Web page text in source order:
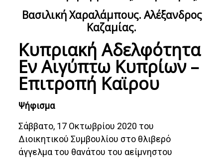
Βασιλική Χαραλάμπους. Αλέξανδρος
Καζαμίας.
Κυπριακή Αδελφότητα
Εν Αιγύπτω Κυπρίων –
Επιτροπή Καϊρου
Ψήφισμα
Σάββατο, 17 Οκτωβρίου 2020 του
Διοικητικού Συμβουλίου στο θλιβερό
άγγελμα του θανάτου του αείμνηστου